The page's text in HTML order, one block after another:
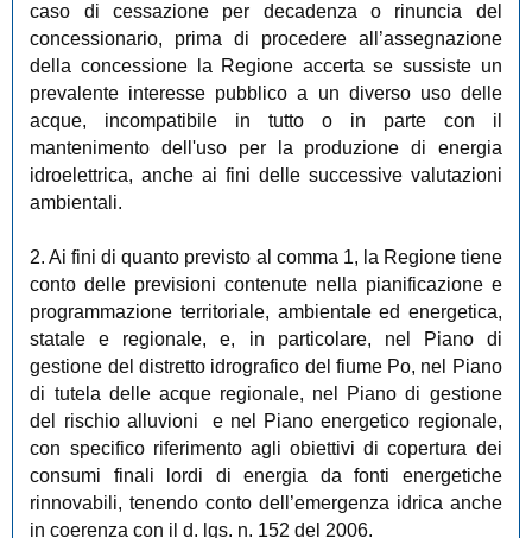
caso di cessazione per decadenza o rinuncia del
concessionario, prima di procedere all’assegnazione
della concessione la Regione accerta se sussiste un
prevalente interesse pubblico a un diverso uso delle
acque, incompatibile in tutto o in parte con il
mantenimento dell'uso per la produzione di energia
idroelettrica, anche ai fini delle successive valutazioni
ambientali.
2. Ai fini di quanto previsto al comma 1, la Regione tiene
conto delle previsioni contenute nella pianificazione e
programmazione territoriale, ambientale ed energetica,
statale e regionale, e, in particolare, nel Piano di
gestione del distretto idrografico del fiume Po, nel Piano
di tutela delle acque regionale, nel Piano di gestione
del rischio alluvioni e nel Piano energetico regionale,
con specifico riferimento agli obiettivi di copertura dei
consumi finali lordi di energia da fonti energetiche
rinnovabili, tenendo conto dell’emergenza idrica anche
in coerenza con il d. lgs. n. 152 del 2006.